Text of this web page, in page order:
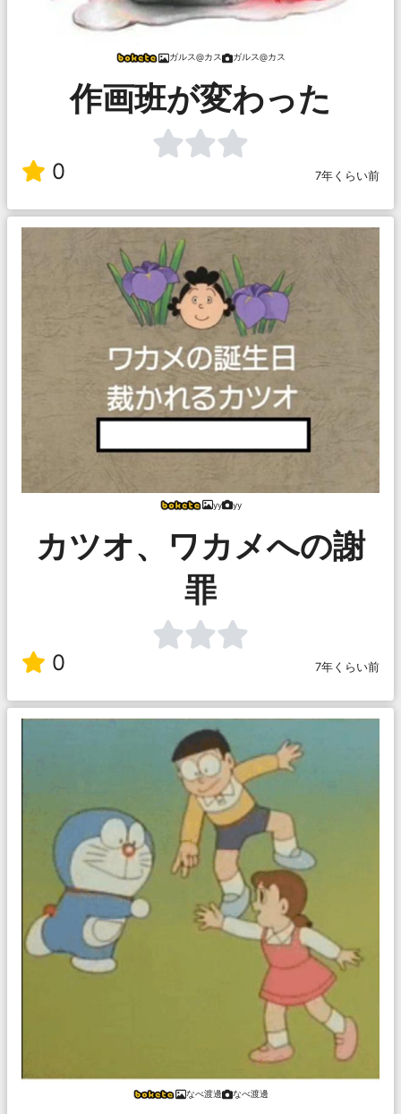
ガルス@カス ガルス@カス
作画班が変わった
0 7年くらい前
yy yy
カツオ、ワカメへの謝
罪
0 7年くらい前
なべ渡邊 なべ渡邊